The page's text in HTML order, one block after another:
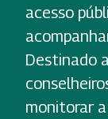
acesso
Destinado
monitorar